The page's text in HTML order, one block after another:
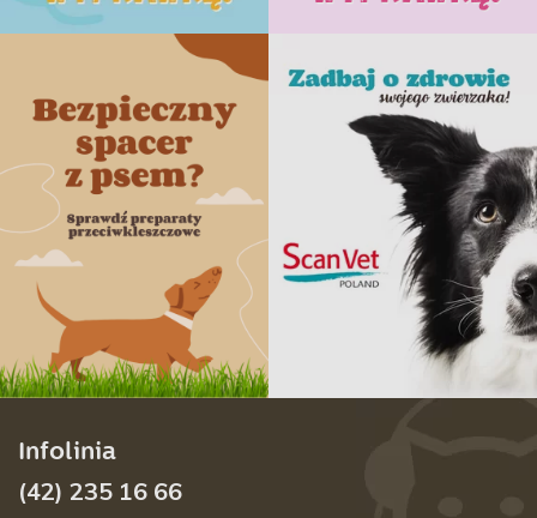
Infolinia
(42) 235 16 66